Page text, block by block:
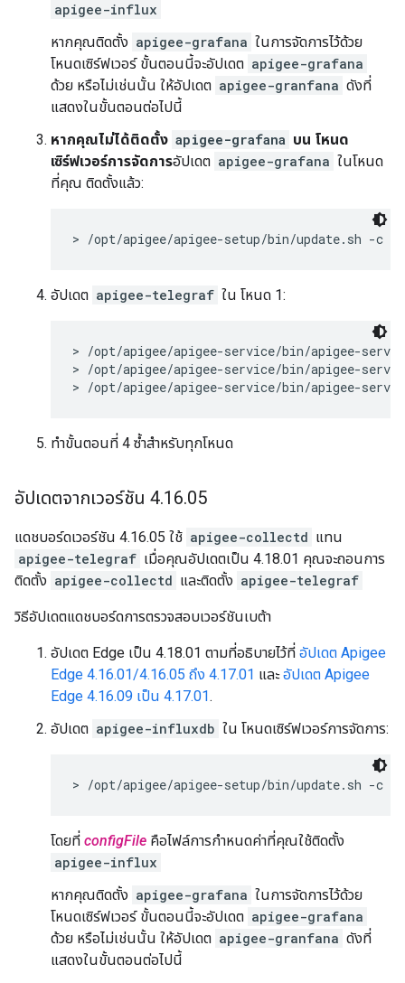
apigee-influx
หากคุณติดตั้ง apigee-grafana ในการจัดการไว้ด้วย
โหนดเซิร์ฟเวอร์ ขั้นตอนนี้จะอัปเดต apigee-grafana
ด้วย หรือไม่เช่นนั้น ให้อัปเดต apigee-granfana ดังที่
แสดงในขั้นตอนต่อไปนี้
หากคุณไม่ได้ติดตั้ง apigee-grafana บน โหนด
เซิร์ฟเวอร์การจัดการอัปเดต apigee-grafana ในโหนด
ที่คุณ ติดตั้งแล้ว:
> /opt/apigee/apigee-setup/bin/update.sh -c
อัปเดต apigee-telegraf ใน โหนด 1:
> /opt/apigee/apigee-service/bin/apigee-
> /opt/apigee/apigee-service/bin/apigee-
> /opt/apigee/apigee-service/bin/apigee-
ทำขั้นตอนที่ 4 ซ้ำสำหรับทุกโหนด
อัปเดตจากเวอร์ชัน 4.16.05
แดชบอร์ดเวอร์ชัน 4.16.05 ใช้ apigee-collectd แทน
apigee-telegraf เมื่อคุณอัปเดตเป็น 4.18.01 คุณจะถอนการ
ติดตั้ง apigee-collectd และติดตั้ง apigee-telegraf
วิธีอัปเดตแดชบอร์ดการตรวจสอบเวอร์ชันเบต้า
อัปเดต Edge เป็น 4.18.01 ตามที่อธิบายไว้ที่ อัปเดต Apigee
Edge 4.16.01/4.16.05 ถึง 4.17.01 และอัปเดต Apigee
Edge 4.16.09 เป็น 4.17.01.
อัปเดต apigee-influxdb ใน โหนดเซิร์ฟเวอร์การจัดการ:
> /opt/apigee/apigee-setup/bin/update.sh -c
โดยที่ configFile คือไฟล์การกำหนดค่าที่คุณใช้ติดตั้ง
apigee-influx
หากคุณติดตั้ง apigee-grafana ในการจัดการไว้ด้วย
โหนดเซิร์ฟเวอร์ ขั้นตอนนี้จะอัปเดต apigee-grafana
ด้วย หรือไม่เช่นนั้น ให้อัปเดต apigee-granfana ดังที่
แสดงในขั้นตอนต่อไปนี้